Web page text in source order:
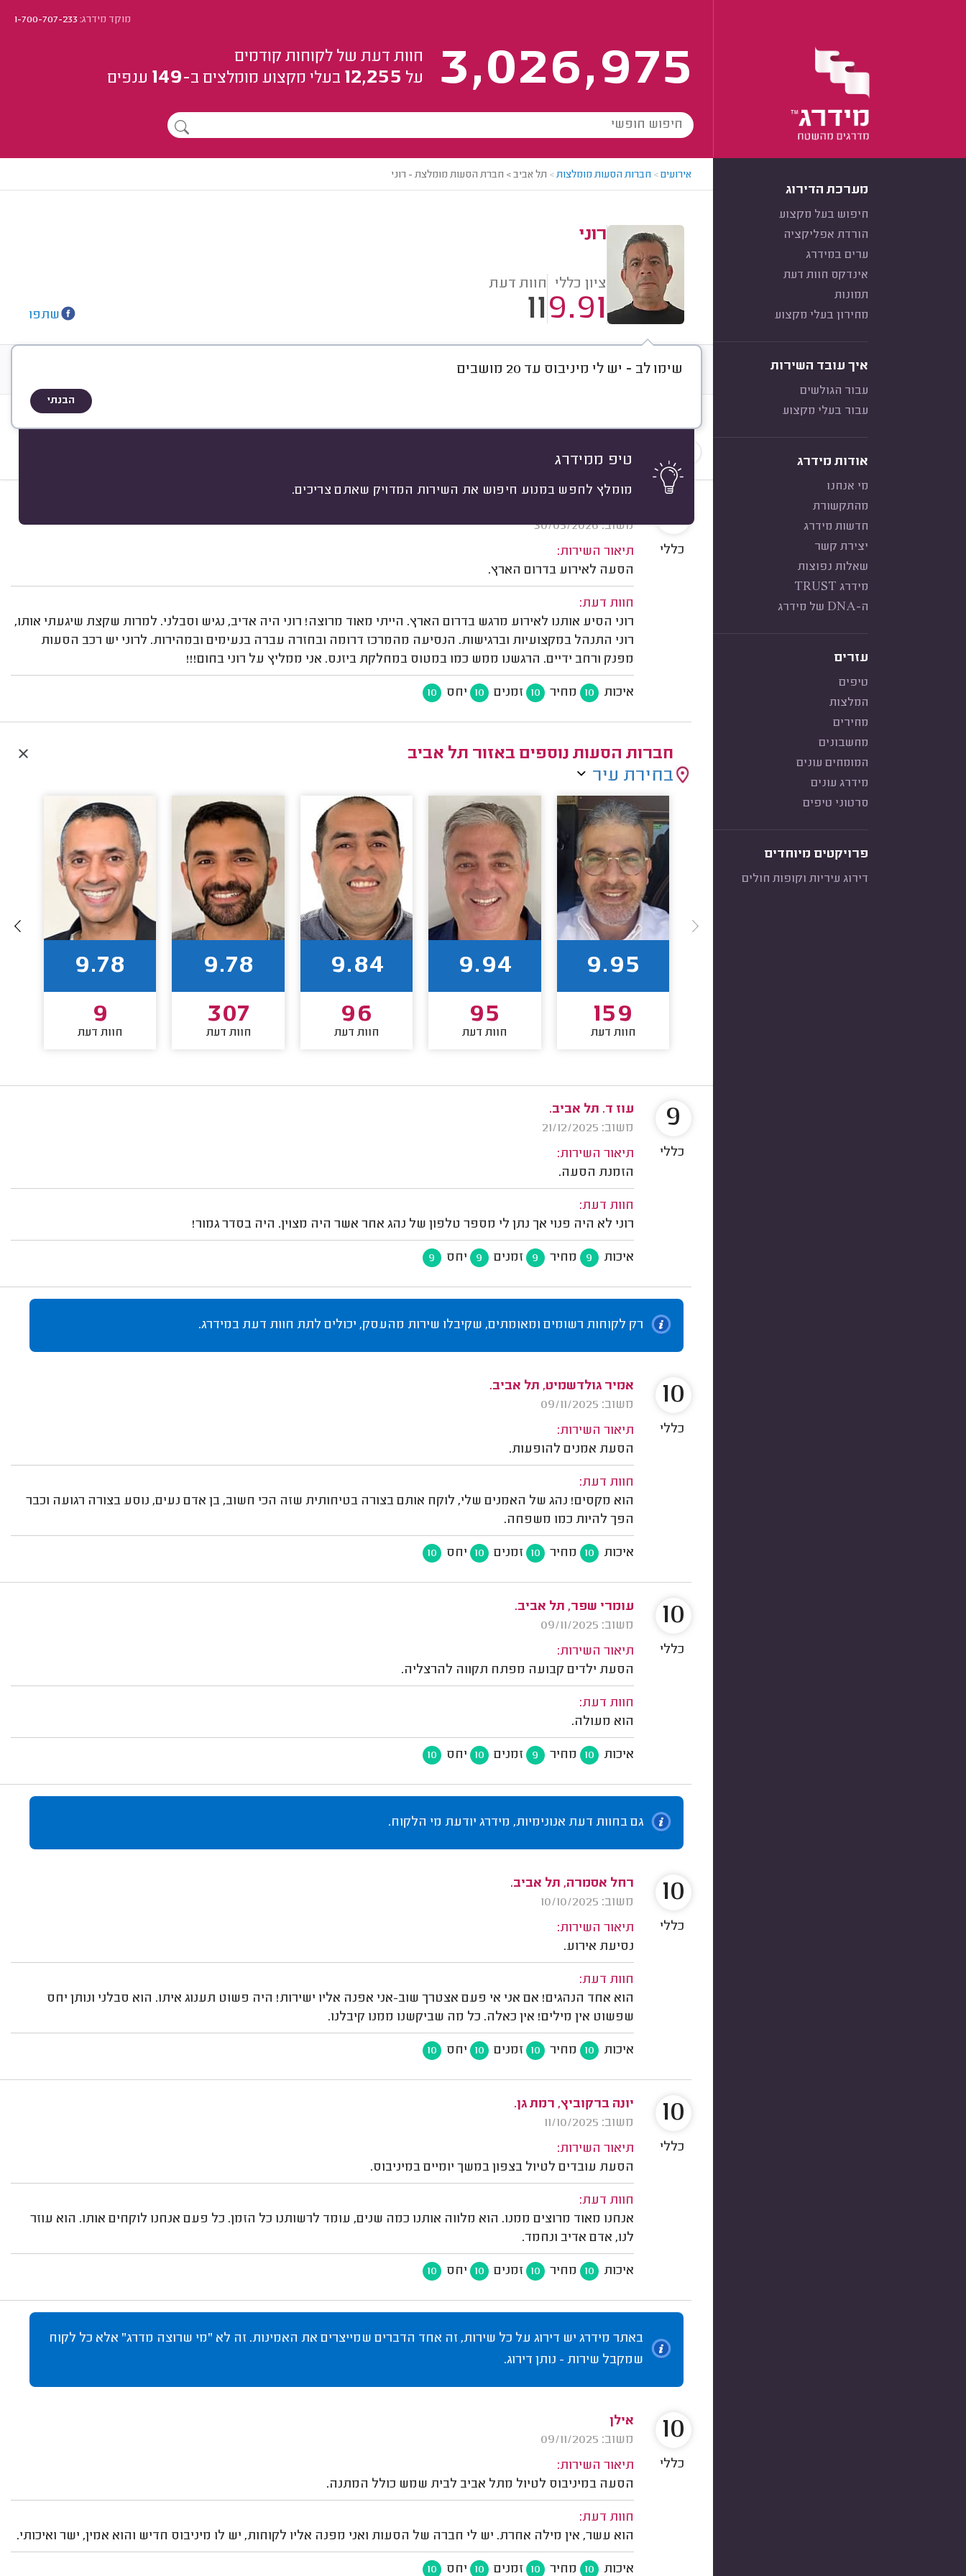
מוקד מידרג:1-700-707-233
3,026,975
חוות דעת של לקוחות קודמים
על 12,255 בעלי מקצוע מומלצים ב-149 ענפים
מערכת הדירוג
חיפוש בעל מקצוע
הורדת אפליקציה
ערים במידרג
אינדקס חוות דעת
תמונות
מחירון בעלי מקצוע
איך עובד השירות
עבור הגולשים
עבור בעלי מקצוע
אודות מידרג
מי אנחנו
מהתקשורת
חדשות מידרג
יצירת קשר
שאלות נפוצות
מידרג TRUST
ה-DNA של מידרג
עזרים
טיפים
המלצות
מחירים
מחשבונים
המומחים עונים
מידרג עונים
סרטוני טיפים
פרויקטים מיוחדים
דירוג עיריות וקופות חולים
אירועים> חברות הסעות מומלצות> תל אביב > חברת הסעות מומלצת - רוני
רוני
ציון כללי
9.91
חוות דעת
11 שתפו
שימו לב - יש לי מיניבוס עד 20 מושבים
הבנתי
טיפ ממידרג
מומלץ לחפש במנוע חיפוש את השירות המדויק שאתם צריכים.
דברו איתי חוות דעת מחירים
אירועים וטיולים
משוב: 30/05/2026
תיאור השירות:
הסעה לאירוע בדרום הארץ.
חוות דעת:
רוני הסיע אותנו לאירוע מרגש בדרום הארץ. הייתי מאוד מרוצה! רוני היה אדיב, נגיש וסבלני. למרות שקצת שיגעתי אותו,
רוני התנהל במקצועיות וברגישות. הנסיעה מהמרכז דרומה ובחזרה עברה בנעימים ובמהירות. לרוני יש רכב הסעות
מפנק ורחב ידיים. הרגשנו ממש כמו במטוס במחלקת ביזנס. אני ממליץ על רוני בחום!!!
איכות 10 מחיר 10 זמנים 10 יחס 10
10
כללי
חברות הסעות נוספים באזור תל אביב
בחירת עיר
9.95
159
חוות דעת
9.94
95
חוות דעת
9.84
96
חוות דעת
9.78
307
חוות דעת
9.78
9
חוות דעת
עוז ד. תל אביב.
משוב: 21/12/2025
תיאור השירות:
הזמנת הסעה.
חוות דעת:
רוני לא היה פנוי אך נתן לי מספר טלפון של נהג אחר אשר היה מצוין. היה בסדר גמור!
איכות 9 מחיר 9 זמנים 9 יחס 9
9
כללי
רק לקוחות רשומים ומאומתים, שקיבלו שירות מהעסק, יכולים לתת חוות דעת במידרג.
אמיר גולדשמיט, תל אביב.
משוב: 09/11/2025
תיאור השירות:
הסעת אמנים להופעות.
חוות דעת:
הוא מקסים! נהג של האמנים שלי, לוקח אותם בצורה בטיחותית שזה הכי חשוב, בן אדם נעים, נוסע בצורה רגועה וכבר
הפך להיות כמו משפחה.
איכות 10 מחיר 10 זמנים 10 יחס 10
10
כללי
עומרי שפר, תל אביב.
משוב: 09/11/2025
תיאור השירות:
הסעת ילדים קבועה מפתח תקווה להרצליה.
חוות דעת:
הוא מעולה.
איכות 10 מחיר 9 זמנים 10 יחס 10
10
כללי
גם בחוות דעת אנונימיות, מידרג יודעת מי הלקוח.
רחל אסמרה, תל אביב.
משוב: 10/10/2025
תיאור השירות:
נסיעת אירוע.
חוות דעת:
הוא אחד הנהגים! אם אני אי פעם אצטרך שוב-אני אפנה אליו ישירות! היה פשוט תענוג איתו. הוא סבלני ונותן יחס
שפשוט אין מילים! אין כאלה. כל מה שביקשנו ממנו קיבלנו.
איכות 10 מחיר 10 זמנים 10 יחס 10
10
כללי
יונה ברקוביץ, רמת גן.
משוב: 11/10/2025
תיאור השירות:
הסעת עובדים לטיול בצפון במשך יומיים במיניבוס.
חוות דעת:
אנחנו מאוד מרוצים ממנו. הוא מלווה אותנו כמה שנים, עומד לרשותנו כל הזמן. כל פעם אנחנו לוקחים אותו. הוא עוזר
לנו, אדם אדיב ונחמד.
איכות 10 מחיר 10 זמנים 10 יחס 10
10
כללי
באתר מידרג יש דירוג על כל שירות, זה אחד הדברים שמייצרים את האמינות. זה לא "מי שרוצה מדרג" אלא כל לקוח
שמקבל שירות - נותן דירוג.
אילן
משוב: 09/11/2025
תיאור השירות:
הסעה במיניבוס לטיול מתל אביב לבית שמש כולל המתנה.
חוות דעת:
הוא עשר, אין מילה אחרת. יש לי חברה של הסעות ואני מפנה אליו לקוחות, יש לו מיניבוס חדיש והוא אמין, ישר ואיכותי.
איכות 10 מחיר 10 זמנים 10 יחס 10
10
כללי